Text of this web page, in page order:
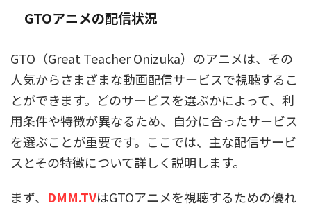
GTOアニメの配信状況
GTO（Great Teacher Onizuka）のアニメは、その
人気からさまざまな動画配信サービスで視聴するこ
とができます。どのサービスを選ぶかによって、利
用条件や特徴が異なるため、自分に合ったサービス
を選ぶことが重要です。ここでは、主な配信サービ
スとその特徴について詳しく説明します。
まず、 DMM.TVはGTOアニメを視聴するための優れ